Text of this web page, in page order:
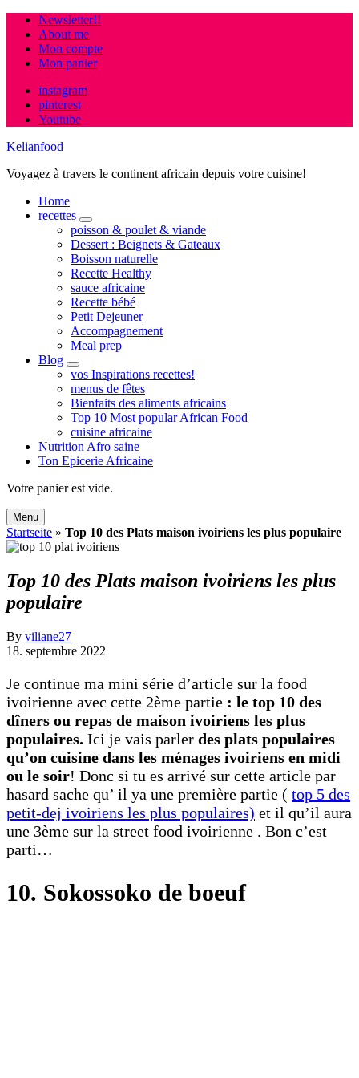
Newsletter!!
About me
Mon compte
Mon panier
instagram
pinterest
Youtube
Kelianfood
Voyagez à travers le continent africain depuis votre cuisine!
Home
recettes
expand
child
menu
poisson & poulet & viande
Dessert : Beignets & Gateaux
Boisson naturelle
Recette Healthy
sauce africaine
Recette bébé
Petit Dejeuner
Accompagnement
Meal prep
Blog
expand
child
menu
vos Inspirations recettes!
menus de fêtes
Bienfaits des aliments africains
Top 10 Most popular African Food
cuisine africaine
Nutrition Afro saine
Ton Epicerie Africaine
Search
Votre panier est vide.
Menu
Startseite » Top 10 des Plats maison ivoiriens les plus populaire
Top 10 des Plats maison ivoiriens les plus
populaire
By viliane27
18. septembre 2022
Je continue ma mini série d’article sur la food
ivoirienne avec cette 2ème partie : le top 10 des
dîners ou repas de maison ivoiriens les plus
populaires. Ici je vais parler des plats populaires
qu’on cuisine dans les ménages ivoiriens en midi
ou le soir! Donc si tu es arrivé sur cette article par
hasard sache qu’ il ya une première partie ( top 5 des
petit-dej ivoiriens les plus populaires) et il qu’il aura
une 3ème sur la street food ivoirienne . Bon c’est
parti…
10. Sokossoko de boeuf